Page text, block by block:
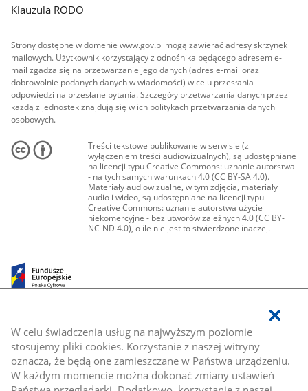
W celu świadczenia usług na najwyższym poziomie
stosujemy pliki cookies. Korzystanie z naszej witryny
oznacza, że będą one zamieszczane w Państwa urządzeniu.
W każdym momencie można dokonać zmiany ustawień
Klauzula RODO
Strony dostępne w domenie www.gov.pl mogą zawierać adresy skrzynek
mailowych. Użytkownik korzystający z odnośnika będącego adresem e-
mail zgadza się na przetwarzanie jego danych (adres e-mail oraz
dobrowolnie podanych danych w wiadomości) w celu przesłania
odpowiedzi na przesłane pytania. Szczegóły przetwarzania danych przez
każdą z jednostek znajdują się w ich politykach przetwarzania danych
osobowych.
Treści tekstowe publikowane w serwisie (z
wyłączeniem treści audiowizualnych), są udostępniane
na licencji typu Creative Commons: uznanie autorstwa
- na tych samych warunkach 4.0 (CC BY-SA 4.0).
Materiały audiowizualne, w tym zdjęcia, materiały
audio i wideo, są udostępniane na licencji typu
Creative Commons: uznanie autorstwa użycie
niekomercyjne - bez utworów zależnych 4.0 (CC BY-
NC-ND 4.0), o ile nie jest to stwierdzone inaczej.